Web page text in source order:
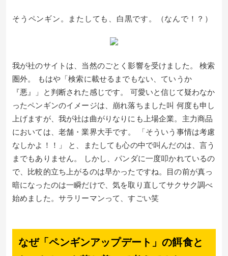
そうペンギン。またしても、白黒です。（なんで！？）
我が社のサイトは、当然のごとく影響を受けました。 検索
圏外。 もはや「検索に載せるまでもない、ていうか
『悪』」と判断された感じです。 可愛いと信じて疑わなか
ったペンギンのイメージは、崩れ落ちました叫 何度も申し
上げますが、我が社は曲がりなりにも上場企業。主力商品
においては、老舗・業界大手です。 「そういう事情は考慮
なしかよ！！」 と、またしても心の中で叫んだのは、言う
までもありません。 しかし、パンダに一度叩かれているの
で、比較的立ち上がるのは早かったですね。目の前が真っ
暗になったのは一瞬だけで、気を取り直してサクサク調べ
始めました。サラリーマンって、すごい笑
なぜ「ペンギンアップデート」の餌食と